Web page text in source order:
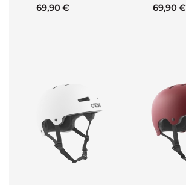
69,90 € 69,90 €